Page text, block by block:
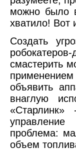
можно было
хватило! Вот
Создать
смастерить
объявить
внаглую
проблема:
объем